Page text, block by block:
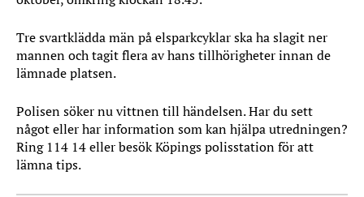
Tre svartklädda män på elsparkcyklar ska ha slagit ner
mannen och tagit flera av hans tillhörigheter innan de
lämnade platsen.
Polisen söker nu vittnen till händelsen. Har du sett
något eller har information som kan hjälpa utredningen?
Ring 114 14 eller besök Köpings polisstation för att
lämna tips.